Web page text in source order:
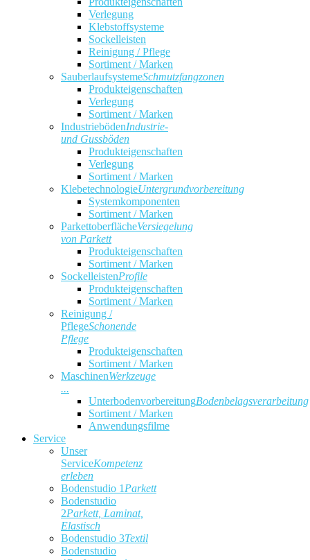
Verlegung
Klebstoffsysteme
Sockelleisten
Reinigung / Pflege
Sortiment / Marken
SauberlaufsystemeSchmutzfangzonen
Produkteigenschaften
Verlegung
Sortiment / Marken
IndustriebödenIndustrie-
und Gussböden
Produkteigenschaften
Verlegung
Sortiment / Marken
KlebetechnologieUntergrundvorbereitung
Systemkomponenten
Sortiment / Marken
ParkettoberflächeVersiegelung
von Parkett
Produkteigenschaften
Sortiment / Marken
SockelleistenProfile
Produkteigenschaften
Sortiment / Marken
Reinigung /
PflegeSchonende
Pflege
Produkteigenschaften
Sortiment / Marken
MaschinenWerkzeuge
...
UnterbodenvorbereitungBodenbelagsverarbeitung
Sortiment / Marken
Anwendungsfilme
Service
Unser
ServiceKompetenz
erleben
Bodenstudio 1 Parkett
Bodenstudio
2Parkett, Laminat,
Elastisch
Bodenstudio 3Textil
Bodenstudio